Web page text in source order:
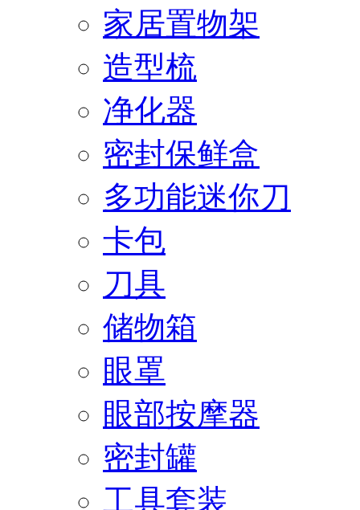
家居置物架
造型梳
净化器
密封保鲜盒
多功能迷你刀
卡包
刀具
储物箱
眼罩
眼部按摩器
密封罐
工具套装